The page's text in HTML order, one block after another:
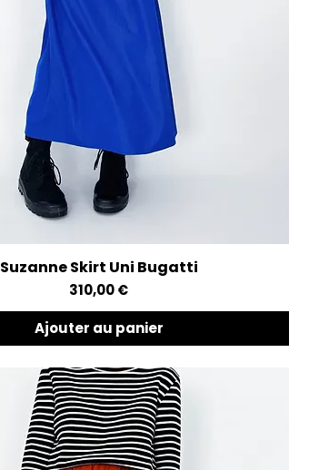
Aperçu rapide
Suzanne Skirt Uni Bugatti
Prix
310,00 €
Ajouter au panier